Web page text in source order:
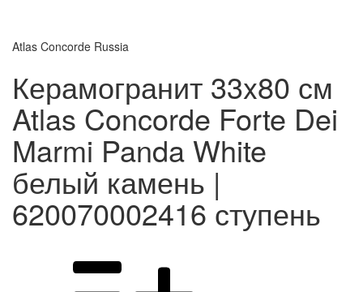
Atlas Concorde Russia
Керамогранит 33x80 см
Atlas Concorde Forte Dei
Marmi Panda White
белый камень |
620070002416 ступень